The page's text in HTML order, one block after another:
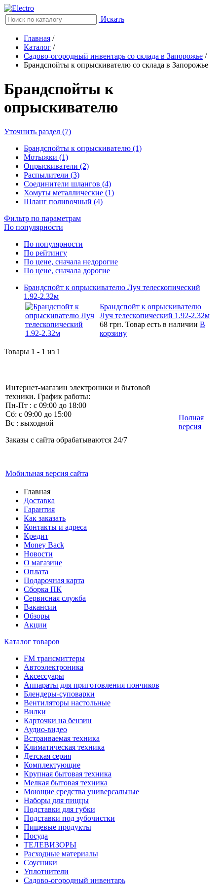
Искать
Главная /
Каталог /
Садово-огородный инвентарь со склада в Запорожье /
Брандспойты к опрыскивателю со склада в Запорожье
Брандспойты к
опрыскивателю
Уточнить раздел (7)
Брандспойты к опрыскивателю (1)
Мотыжки (1)
Опрыскиватели (2)
Распылители (3)
Соединители шлангов (4)
Хомуты металлические (1)
Шланг поливочный (4)
Фильтр по параметрам
По популярности
По популярности
По рейтингу
По цене, сначала недорогие
По цене, сначала дорогие
Брандспойт к опрыскивателю Луч телескопический
1.92-2.32м
Брандспойт к опрыскивателю
Луч телескопический 1.92-2.32м
68 грн. Товар есть в наличии В
корзину
Товары 1 - 1 из 1
Интернет-магазин электроники и бытовой
техники. График работы:
Пн-Пт : с 09:00 до 18:00
Сб: с 09:00 до 15:00
Вс : выходной
Заказы с сайта обрабатываются 24/7
Мобильная версия сайта
Полная
версия
Главная
Доставка
Гарантия
Как заказать
Контакты и адреса
Кредит
Money Back
Новости
О магазине
Оплата
Подарочная карта
Сборка ПК
Сервисная служба
Вакансии
Обзоры
Акции
Каталог товаров
FM трансмиттеры
Автоэлектроника
Аксессуары
Аппараты для приготовления пончиков
Блендеры-суповарки
Вентиляторы настольные
Вилки
Карточки на бензин
Аудио-видео
Встраиваемая техника
Климатическая техника
Детская серия
Комплектующие
Крупная бытовая техника
Мелкая бытовая техника
Моющие средства универсальные
Наборы для пиццы
Подставки для губки
Подставки под зубочистки
Пищевые продукты
Посуда
ТЕЛЕВИЗОРЫ
Расходные материалы
Соусники
Уплотнители
Садово-огородный инвентарь